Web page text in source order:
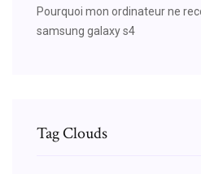
Pourquoi mon ordinateur ne
samsung galaxy s4
Tag Clouds